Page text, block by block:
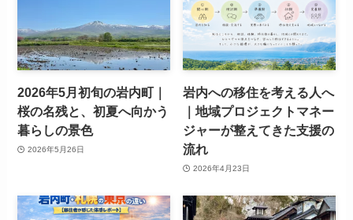
2026年5月初旬の岩内町｜
桜の名残と、初夏へ向かう
暮らしの景色
2026年5月26日
岩内への移住を考える人へ
｜地域プロジェクトマネー
ジャーが整えてきた支援の
流れ
2026年4月23日